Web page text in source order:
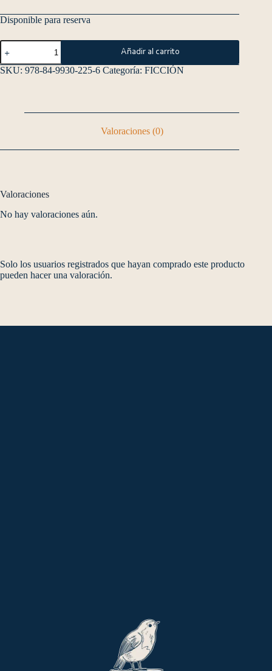
Disponible para reserva
Añadir al carrito
SKU: 978-84-9930-225-6 Categoría: FICCIÓN
Valoraciones (0)
Valoraciones
No hay valoraciones aún.
Solo los usuarios registrados que hayan comprado este producto
pueden hacer una valoración.